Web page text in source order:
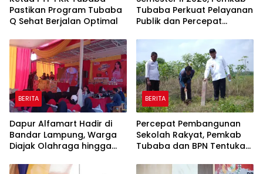
Pastikan Program Tubaba
Q Sehat Berjalan Optimal
Tubaba Perkuat Pelayanan
Publik dan Percepat
BERITA
Dapur Alfamart Hadir di
Bandar Lampung, Warga
Diajak Olahraga hingga
BERITA
Percepat Pembangunan
Sekolah Rakyat, Pemkab
Tubaba dan BPN Tentukan